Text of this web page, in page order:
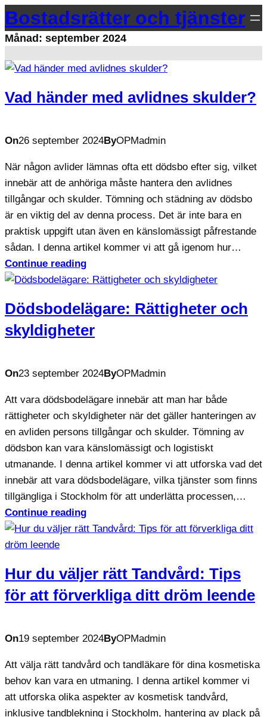
Hoppa
till
innehåll
Bostadsrätter och tjänster
Månad: september 2024
Vad händer med avlidnes skulder?
On26 september 2024ByOPMadmin
När någon avlider lämnas ofta ett dödsbo efter sig, vilket
innebär att de anhöriga måste hantera den avlidnes
tillgångar och skulder. Tömning och städning av dödsbo
är en viktig del av denna process. Det är inte bara en
praktisk uppgift utan även en känslomässigt påfrestande
sådan. I denna artikel kommer vi att gå igenom hur…
Continue reading
Dödsbodelägare: Rättigheter och
skyldigheter
On23 september 2024ByOPMadmin
Att vara dödsbodelägare innebär att man har både
rättigheter och skyldigheter när det gäller hanteringen av
en avliden persons tillgångar och skulder. Tömning av
dödsbon kan vara känslomässigt och logistiskt
utmanande. I denna artikel kommer vi att utforska vad det
innebär att vara dödsbodelägare, vilka tjänster som finns
tillgängliga i Stockholm för att underlätta processen,…
Continue reading
Hur du väljer rätt Tandvård: Tips
för att förverkliga ditt dröm leende
On19 september 2024ByOPMadmin
Att välja rätt tandvård och tandläkare för dina kosmetiska
behov kan vara en utmaning. I denna artikel kommer vi
att utforska olika aspekter av kosmetisk tandvård,
inklusive tandblekning i Stockholm, hantering av plack på